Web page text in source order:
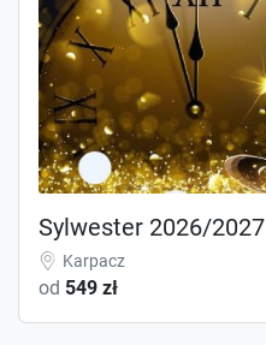
Sylwester 2026/2027
Karpacz
od 549 zł